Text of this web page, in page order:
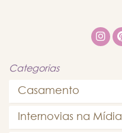
Categorias
Casamento
Internovias na Mídia